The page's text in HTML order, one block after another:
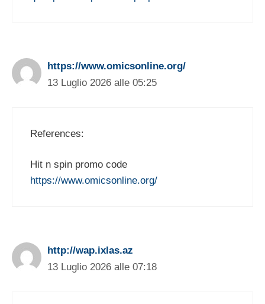
https://www.omicsonline.org/
13 Luglio 2026 alle 05:25
References:
Hit n spin promo code
https://www.omicsonline.org/
http://wap.ixlas.az
13 Luglio 2026 alle 07:18